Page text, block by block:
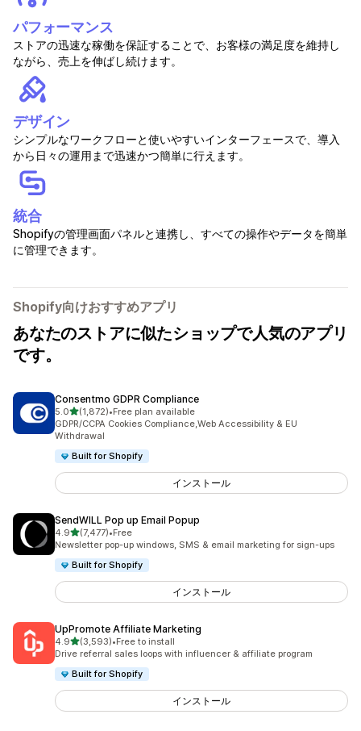
パフォーマンス
ストアの迅速な稼働を保証することで、お客様の満足度を維持し
ながら、売上を伸ばし続けます。
デザイン
シンプルなワークフローと使いやすいインターフェースで、導入
から日々の運用まで迅速かつ簡単に行えます。
統合
Shopifyの管理画面パネルと連携し、すべての操作やデータを簡単
に管理できます。
Shopify向けおすすめアプリ
あなたのストアに似たショップで人気のアプリ
です。
Consentmo GDPR Compliance
5.05つ星中
(1,872)
合計レビュー数：1872件
•Free plan available
GDPR/CCPA Cookies Compliance,Web Accessibility & EU
Withdrawal
Built for Shopify
インストール
SendWILL Pop up Email Popup
4.95つ星中
(7,477)
合計レビュー数：7477件
•Free
Newsletter pop-up windows, SMS & email marketing for sign-ups
Built for Shopify
インストール
UpPromote Affiliate Marketing
4.95つ星中
(3,593)
合計レビュー数：3593件
•Free to install
Drive referral sales loops with influencer & affiliate program
Built for Shopify
インストール